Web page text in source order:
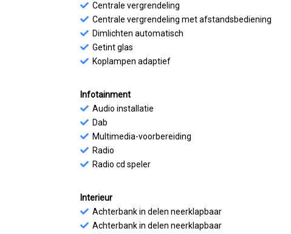
Centrale vergrendeling
Centrale vergrendeling met afstandsbediening
Dimlichten automatisch
Getint glas
Koplampen adaptief
Infotainment
Audio installatie
Dab
Multimedia-voorbereiding
Radio
Radio cd speler
Interieur
Achterbank in delen neerklapbaar
Achterbank in delen neerklapbaar